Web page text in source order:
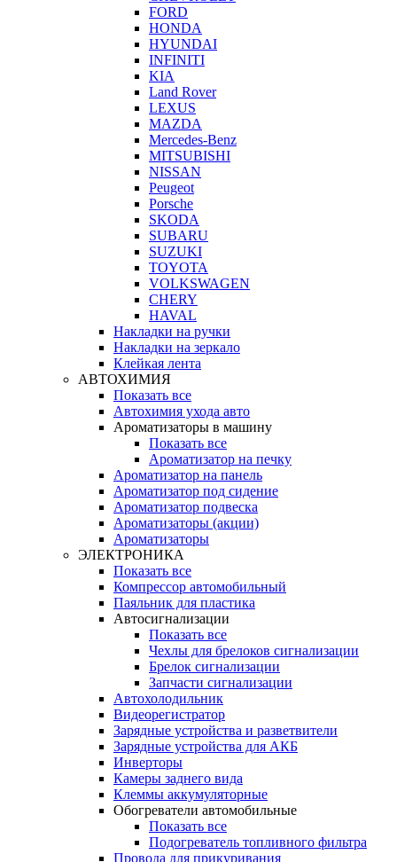
FORD
HONDA
HYUNDAI
INFINITI
KIA
Land Rover
LEXUS
MAZDA
Mercedes-Benz
MITSUBISHI
NISSAN
Peugeot
Porsche
SKODA
SUBARU
SUZUKI
TOYOTA
VOLKSWAGEN
CHERY
HAVAL
Накладки на ручки
Накладки на зеркало
Клейкая лента
АВТОХИМИЯ
Показать все
Автохимия ухода авто
Ароматизаторы в машину
Показать все
Ароматизатор на печку
Ароматизатор на панель
Ароматизатор под сидение
Ароматизатор подвеска
Ароматизаторы (акции)
Ароматизаторы
ЭЛЕКТРОНИКА
Показать все
Компрессор автомобильный
Паяльник для пластика
Автосигнализации
Показать все
Чехлы для брелоков сигнализации
Брелок сигнализации
Запчасти сигнализации
Автохолодильник
Видеорегистратор
Зарядные устройства и разветвители
Зарядные устройства для АКБ
Инверторы
Камеры заднего вида
Клеммы аккумуляторные
Обогреватели автомобильные
Показать все
Подогреватель топливного фильтра
Провода для прикуривания